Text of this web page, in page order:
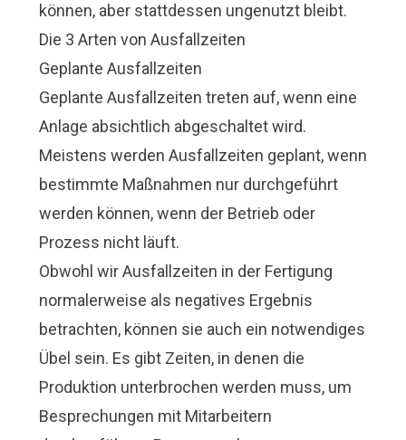
können, aber stattdessen ungenutzt bleibt.
Die 3 Arten von Ausfallzeiten
Geplante Ausfallzeiten
Geplante Ausfallzeiten treten auf, wenn eine
Anlage absichtlich abgeschaltet wird.
Meistens werden Ausfallzeiten geplant, wenn
bestimmte Maßnahmen nur durchgeführt
werden können, wenn der Betrieb oder
Prozess nicht läuft.
Obwohl wir Ausfallzeiten in der Fertigung
normalerweise als negatives Ergebnis
betrachten, können sie auch ein notwendiges
Übel sein. Es gibt Zeiten, in denen die
Produktion unterbrochen werden muss, um
Besprechungen mit Mitarbeitern